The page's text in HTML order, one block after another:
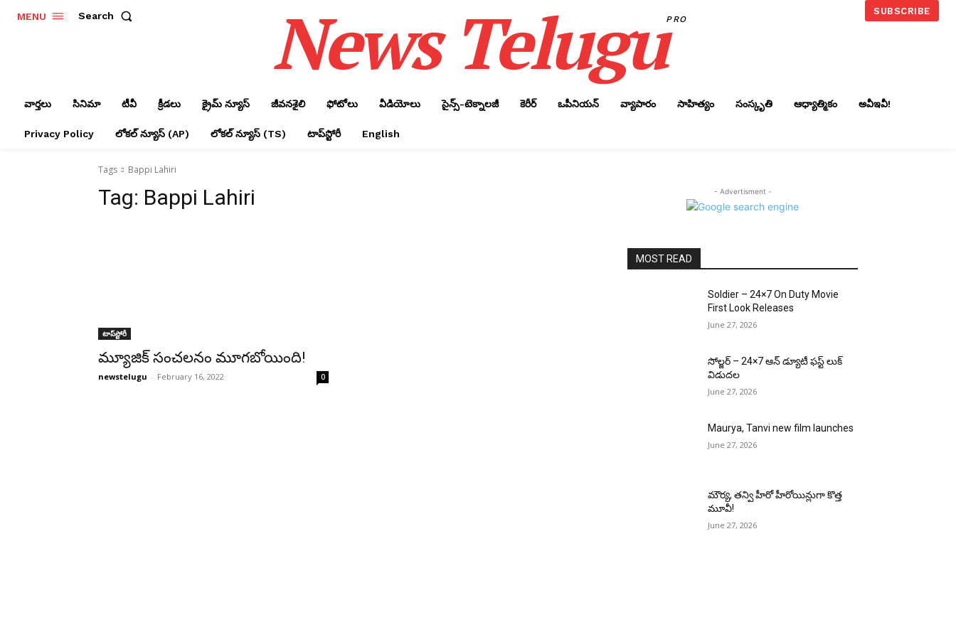
MENU Search News TeluguPRO
SUBSCRIBE
వార్తలు సినిమా టీవీ క్రీడలు క్రైమ్ న్యూస్‌ జీవనశైలి ఫోటోలు వీడియోలు సైన్స్‌-టెక్నాలజీ కెరీర్‌ ఒపీనియన్‌ వ్యాపారం సాహిత్యం సంస్కృతి ఆధ్యాత్మికం అవీఇవీ!
Privacy Policy లోక‌ల్ న్యూస్‌ (AP) లోక‌ల్ న్యూస్‌ (TS) టాప్‌స్టోరీ English
Tags Bappi Lahiri
Tag: Bappi Lahiri
టాప్‌స్టోరీ
మ్యూజిక్‌ సంచలనం మూగబోయింది!
newstelugu - February 16, 2022 0
- Advertisment -
MOST READ
Soldier – 24×7 On Duty Movie
First Look Releases
June 27, 2026
సోల్జర్ – 24×7 ఆన్ డ్యూటీ ఫస్ట్ లుక్
విడుదల
June 27, 2026
Maurya, Tanvi new film launches
June 27, 2026
మౌర్య‌, త‌న్వి హీరో హీరోయిన్లుగా కొత్త
మూవీ!
June 27, 2026